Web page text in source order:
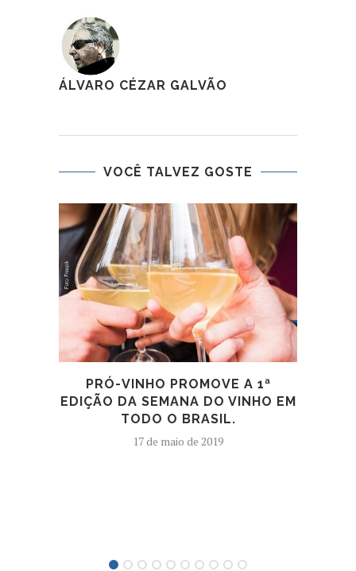
ÁLVARO CÉZAR GALVÃO
VOCÊ TALVEZ GOSTE
PRÓ-VINHO PROMOVE A 1ª
EDIÇÃO DA SEMANA DO VINHO EM
TODO O BRASIL.
17 de maio de 2019